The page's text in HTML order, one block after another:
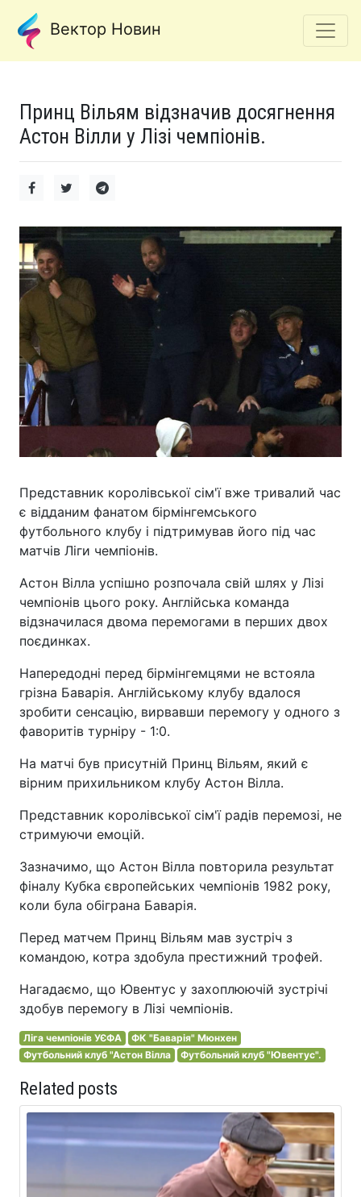
Вектор Новин
Принц Вільям відзначив досягнення
Астон Вілли у Лізі чемпіонів.
Представник королівської сім'ї вже тривалий час
є відданим фанатом бірмінгемського
футбольного клубу і підтримував його під час
матчів Ліги чемпіонів.
Астон Вілла успішно розпочала свій шлях у Лізі
чемпіонів цього року. Англійська команда
відзначилася двома перемогами в перших двох
поєдинках.
Напередодні перед бірмінгемцями не встояла
грізна Баварія. Англійському клубу вдалося
зробити сенсацію, вирвавши перемогу у одного з
фаворитів турніру - 1:0.
На матчі був присутній Принц Вільям, який є
вірним прихильником клубу Астон Вілла.
Представник королівської сім'ї радів перемозі, не
стримуючи емоцій.
Зазначимо, що Астон Вілла повторила результат
фіналу Кубка європейських чемпіонів 1982 року,
коли була обіграна Баварія.
Перед матчем Принц Вільям мав зустріч з
командою, котра здобула престижний трофей.
Нагадаємо, що Ювентус у захоплюючій зустрічі
здобув перемогу в Лізі чемпіонів.
Ліга чемпіонів УЄФА
ФК "Баварія" Мюнхен
Футбольний клуб "Астон Вілла
Футбольний клуб "Ювентус".
Related posts